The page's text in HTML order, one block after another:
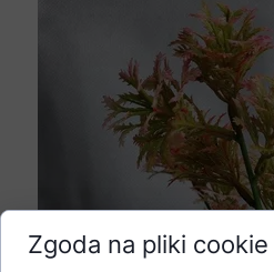
Zgoda na pliki cookie